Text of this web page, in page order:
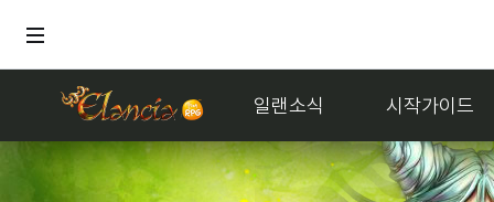
일랜소식 시작가이드